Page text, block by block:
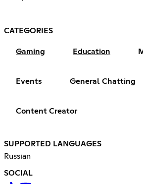
CATEGORIES
Gaming Education
Events General Chatting
Content Creator
SUPPORTED LANGUAGES
Russian
SOCIAL